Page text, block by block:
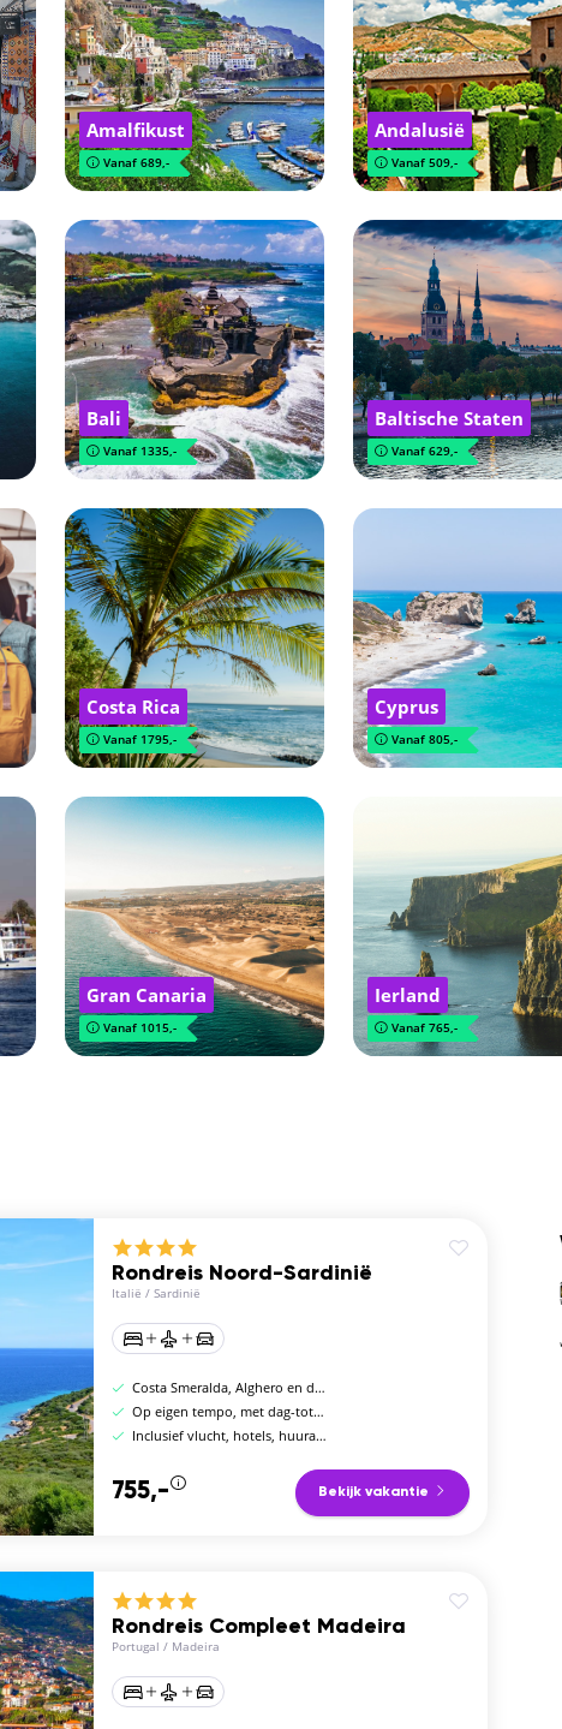
Amalfikust
Vanaf 689,-
Andalusië
Vanaf 509,-
Bali
Vanaf 1335,-
Baltische Staten
Vanaf 629,-
Costa Rica
Vanaf 1795,-
Cyprus
Vanaf 805,-
Gran Canaria
Vanaf 1015,-
Ierland
Vanaf 765,-
Rondreis Noord-Sardinië
Italië / Sardinië
Costa Smeralda, Alghero en de eilanden van La Maddalena
Op eigen tempo, met dag-tot-dag programma
Inclusief vlucht, hotels, huurauto en ontbijt
755,- Bekijk vakantie
Rondreis Compleet Madeira
Portugal / Madeira